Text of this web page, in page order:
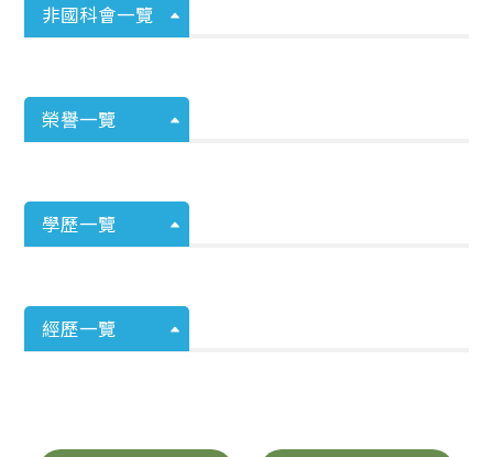
非國科會一覽
榮譽一覽
學歷一覽
經歷一覽